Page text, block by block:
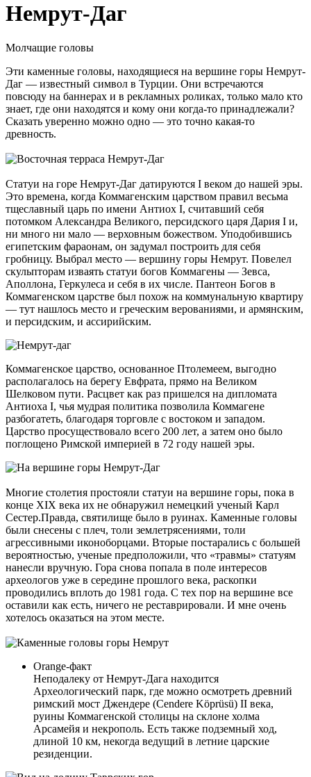
Немрут-Даг
Молчащие головы
Эти каменные головы, находящиеся на вершине горы Немрут-
Даг — известный символ в Турции. Они встречаются
повсюду на баннерах и в рекламных роликах, только мало кто
знает, где они находятся и кому они когда-то принадлежали?
Сказать уверенно можно одно — это точно какая-то
древность.
Статуи на горе Немрут-Даг датируются I веком до нашей эры.
Это времена, когда Коммагенским царством правил весьма
тщеславный царь по имени Антиох I, считавший себя
потомком Александра Великого, персидского царя Дария I и,
ни много ни мало — верховным божеством. Уподобившись
египетским фараонам, он задумал построить для себя
гробницу. Выбрал место — вершину горы Немрут. Повелел
скульпторам изваять статуи богов Коммагены — Зевса,
Аполлона, Геркулеса и себя в их числе. Пантеон Богов в
Коммагенском царстве был похож на коммунальную квартиру
— тут нашлось место и греческим верованиями, и армянским,
и персидским, и ассирийским.
Коммагенское царство, основанное Птолемеем, выгодно
располагалось на берегу Евфрата, прямо на Великом
Шелковом пути. Расцвет как раз пришелся на дипломата
Антиоха I, чья мудрая политика позволила Коммагене
разбогатеть, благодаря торговле с востоком и западом.
Царство просуществовало всего 200 лет, а затем оно было
поглощено Римской империей в 72 году нашей эры.
Многие столетия простояли статуи на вершине горы, пока в
конце XIX века их не обнаружил немецкий ученый Карл
Сестер.Правда, святилище было в руинах. Каменные головы
были снесены с плеч, толи землетрясениями, толи
агрессивными иконоборцами. Вторые постарались с большей
вероятностью, ученые предположили, что «травмы» статуям
нанесли вручную. Гора снова попала в поле интересов
археологов уже в середине прошлого века, раскопки
проводились вплоть до 1981 года. С тех пор на вершине все
оставили как есть, ничего не реставрировали. И мне очень
хотелось оказаться на этом месте.
Orange-факт
Неподалеку от Немрут-Дага находится
Археологический парк, где можно осмотреть древний
римский мост Джендере (Cendere Köprüsü) II века,
руины Коммагенской столицы на склоне холма
Арсамейя и некрополь. Есть также подземный ход,
длиной 10 км, некогда ведущий в летние царские
резиденции.